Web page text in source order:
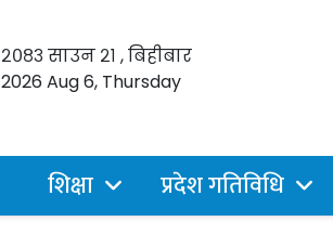
२०८३ साउन २१ , बिहीबार
2026 Aug 6, Thursday
शिक्षा प्रदेश गतिविधि